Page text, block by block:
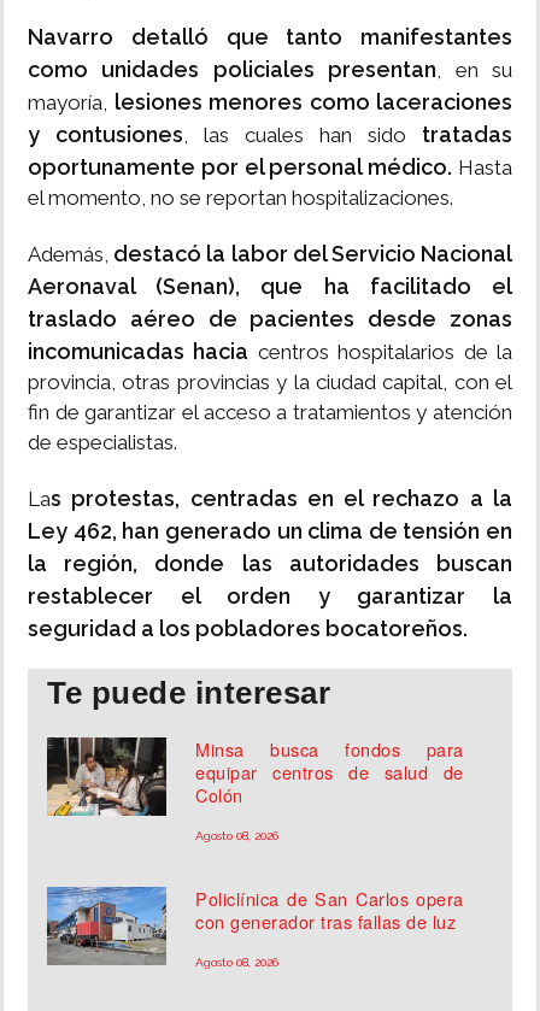
Navarro detalló que tanto manifestantes
como unidades policiales presentan, en su
mayoría, lesiones menores como laceraciones
y contusiones, las cuales han sido tratadas
oportunamente por el personal médico. Hasta
el momento, no se reportan hospitalizaciones.
Además, destacó la labor del Servicio Nacional
Aeronaval (Senan), que ha facilitado el
traslado aéreo de pacientes desde zonas
incomunicadas hacia centros hospitalarios de la
provincia, otras provincias y la ciudad capital, con el
fin de garantizar el acceso a tratamientos y atención
de especialistas.
Las protestas, centradas en el rechazo a la
Ley 462, han generado un clima de tensión en
la región, donde las autoridades buscan
restablecer el orden y garantizar la
seguridad a los pobladores bocatoreños.
Te puede interesar
Minsa busca fondos para
equipar centros de salud de
Colón
Agosto 08, 2026
Policlínica de San Carlos opera
con generador tras fallas de luz
Agosto 08, 2026